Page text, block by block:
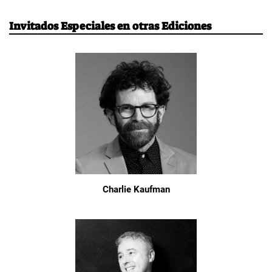
Invitados Especiales en otras Ediciones
Charlie Kaufman